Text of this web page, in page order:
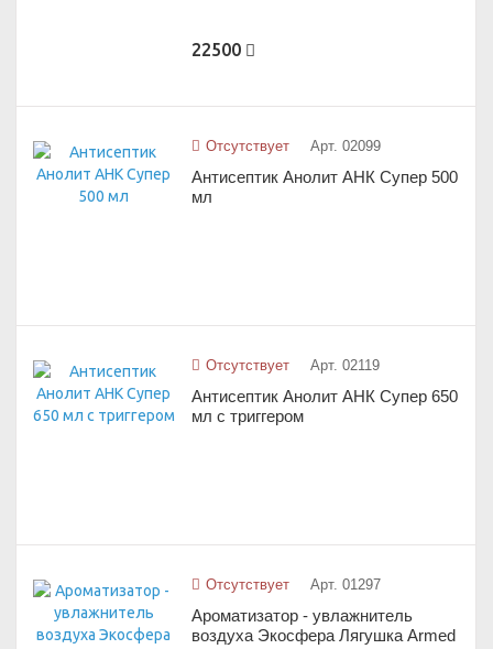
22500
Отсутствует Арт. 02099
Антисептик Анолит АНК Супер 500
мл
Отсутствует Арт. 02119
Антисептик Анолит АНК Супер 650
мл с триггером
Отсутствует Арт. 01297
Ароматизатор - увлажнитель
воздуха Экосфера Лягушка Armed